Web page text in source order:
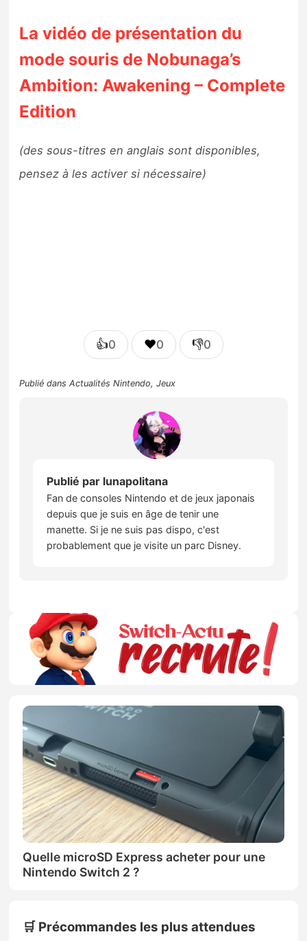
La vidéo de présentation du
mode souris de Nobunaga’s
Ambition: Awakening – Complete
Edition
(des sous-titres en anglais sont disponibles,
pensez à les activer si nécessaire)
👍0 ❤️0 👎0
Publié dansActualités Nintendo,Jeux
Publié par lunapolitana
Fan de consoles Nintendo et de jeux japonais
depuis que je suis en âge de tenir une
manette. Si je ne suis pas dispo, c'est
probablement que je visite un parc Disney.
Quelle microSD Express acheter pour une
Nintendo Switch 2 ?
🛒 Précommandes les plus attendues